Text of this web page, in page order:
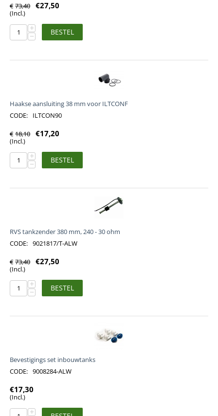
€ 73,40 €27,50
(Incl.)
+
− BESTEL
Haakse aansluiting 38 mm voor ILTCONF
CODE:
ILTCON90
€ 18,10 €17,20
(Incl.)
+
− BESTEL
RVS tankzender 380 mm, 240 - 30 ohm
CODE: 9021817/T-ALW
€ 73,40 €27,50
(Incl.)
+
− BESTEL
Bevestigings set inbouwtanks
CODE: 9008284-ALW
€17,30
(Incl.)
+